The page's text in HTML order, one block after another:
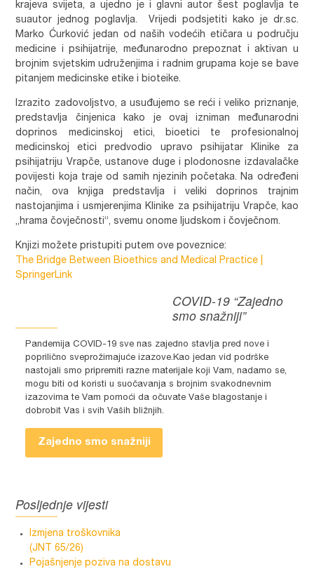
krajeva svijeta, a ujedno je i glavni autor šest poglavlja te
suautor jednog poglavlja. Vrijedi podsjetiti kako je dr.sc.
Marko Ćurković jedan od naših vodećih etičara u području
medicine i psihijatrije, međunarodno prepoznat i aktivan u
brojnim svjetskim udruženjima i radnim grupama koje se bave
pitanjem medicinske etike i bioteike.
Izrazito zadovoljstvo, a usuđujemo se reći i veliko priznanje,
predstavlja činjenica kako je ovaj izniman međunarodni
doprinos medicinskoj etici, bioetici te profesionalnoj
medicinskoj etici predvodio upravo psihijatar Klinike za
psihijatriju Vrapče, ustanove duge i plodonosne izdavalačke
povijesti koja traje od samih njezinih početaka. Na određeni
način, ova knjiga predstavlja i veliki doprinos trajnim
nastojanjima i usmjerenjima Klinike za psihijatriju Vrapče, kao
„hrama čovječnosti“, svemu onome ljudskom i čovječnom.
Knjizi možete pristupiti putem ove poveznice:
The Bridge Between Bioethics and Medical Practice |
SpringerLink
COVID-19 “Zajedno
smo snažniji”
Pandemija COVID-19 sve nas zajedno stavlja pred nove i
poprilično sveprožimajuće izazove.Kao jedan vid podrške
nastojali smo pripremiti razne materijale koji Vam, nadamo se,
mogu biti od koristi u suočavanja s brojnim svakodnevnim
izazovima te Vam pomoći da očuvate Vaše blagostanje i
dobrobit Vas i svih Vaših bližnjih.
Zajedno smo snažniji
Posljednje vijesti
Izmjena troškovnika
(JNT 65/26)
Pojašnjenje poziva na dostavu